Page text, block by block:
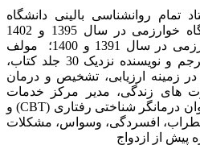
تمام روانشناسی بالینی دانشگاه
خوارزمی، استاد نمونه دانشگاه خوارزمی در سال 1395 و 1402
پژوهشگر نمونه دانشگاه خوارزمی در سال 1391 و 1400؛ مولف
بیش از 180 مقاله علمی، مترجم و نویسنده نزدیک 30 جلد کتاب،
زمینه ارزیابی، تشخیص و درمان
های زندگی، مدیر مرکز خدمات
روانشناسی و مشاوره کاج، روان­ درمانگر شناختی رفتاری (CBT) و
افسردگی، وسواس، مشکلات
پیش از ازدواج